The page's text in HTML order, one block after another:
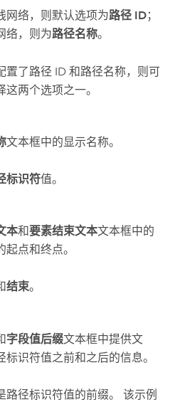
网络，则默认选项为路径 ID；
络，则为路径名称。
置了路径 ID 和路径名称，则可
两个选项之一。
文本框中的显示名称。
标识符值。
本和要素结束文本文本框中的
点和终点。
结束。
字段值后缀文本框中提供文
识符值之前和之后的信息。
路径标识符值的前缀。 该示例